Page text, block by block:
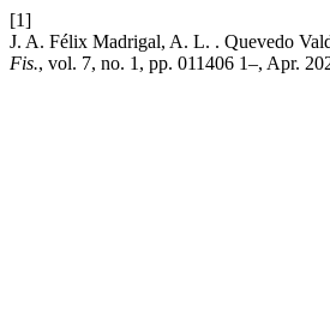
[1]
J. A. Félix Madrigal, A. L. . Quevedo
Fis., vol. 7, no. 1, pp. 011406 1–, Apr.